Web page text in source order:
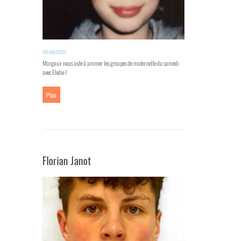
08/08/2023
Margaux nous aide à animer les groupes de maternelle du samedi
avec Elodie !
Plus
Florian Janot